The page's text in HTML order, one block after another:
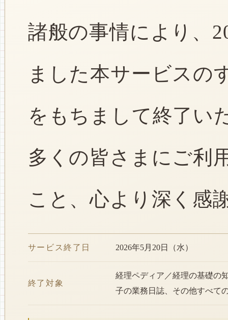
諸般の事情により、
ました本サービスの
をもちまして終了い
多くの皆さまにご利
こと、心より深く感
サービス終了日 2026年5月20日（水）
終了対象
経理ペディア／経理の基礎の
子の業務日誌、その他すべて